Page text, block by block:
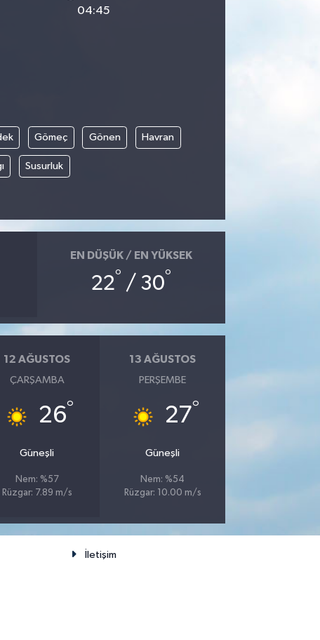
04:45
Gömeç Gönen Havran
Susurluk
EN DÜŞÜK / EN YÜKSEK
22° / 30°
12 AĞUSTOS
ÇARŞAMBA
26°
Güneşli
Nem: %57
Rüzgar: 7.89 m/s
13 AĞUSTOS
PERŞEMBE
27°
Güneşli
Nem: %54
Rüzgar: 10.00 m/s
İletişim